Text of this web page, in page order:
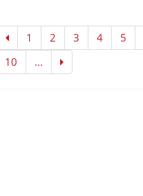
1 2 3 4 5
10
...